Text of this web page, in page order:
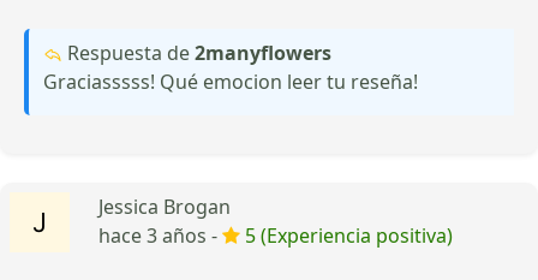
Respuesta de2manyflowers
Graciasssss! Qué emocion leer tu reseña!
Jessica Brogan
hace 3 años -
5 (Experiencia positiva)